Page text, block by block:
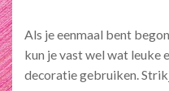
Als je eenmaal bent
kun je vast wel wat leuke
decoratie gebruiken.